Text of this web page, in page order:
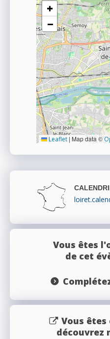
+
−
Leaflet | Map data ©
Vous êtes
de cet
Vous
découvrez